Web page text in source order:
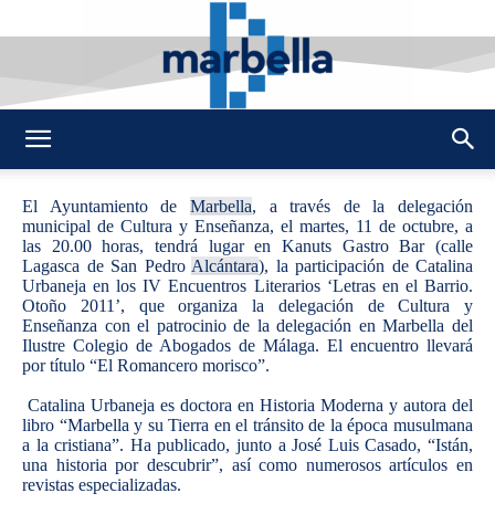
El Ayuntamiento de Marbella, a través de la delegación
municipal de Cultura y Enseñanza, el martes, 11 de octubre, a
las 20.00 horas, tendrá lugar en Kanuts Gastro Bar (calle
Lagasca de San Pedro Alcántara), la participación de Catalina
Urbaneja en los IV Encuentros Literarios ‘Letras en el Barrio.
Otoño 2011’, que organiza la delegación de Cultura y
Enseñanza con el patrocinio de la delegación en Marbella del
Ilustre Colegio de Abogados de Málaga. El encuentro llevará
por título “El Romancero morisco”.
Catalina Urbaneja es doctora en Historia Moderna y autora del
libro “Marbella y su Tierra en el tránsito de la época musulmana
a la cristiana”. Ha publicado, junto a José Luis Casado, “Istán,
una historia por descubrir”, así como numerosos artículos en
revistas especializadas.